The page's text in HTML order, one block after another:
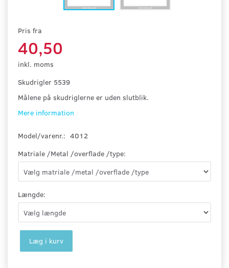
Pris fra
40,50
inkl. moms
Skudrigler 5539
Målene på skudriglerne er uden slutblik.
Mere information
Model/varenr.: 4012
Matriale /Metal /overflade /type:
Længde:
Læg i kurv